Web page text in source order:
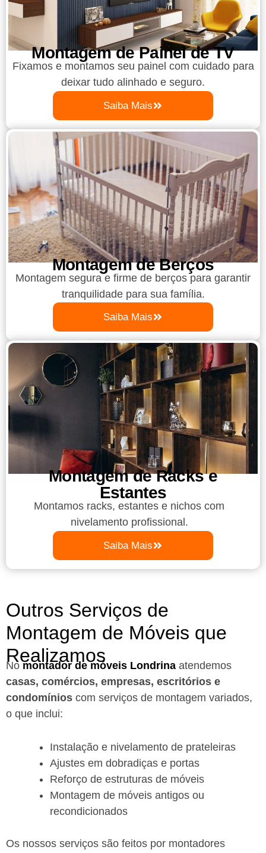
Montagem de Painel de TV
Fixamos e montamos seu painel com cuidado para
deixar tudo alinhado e seguro.
Saiba Mais
Montagem de Berços
Montagem segura e firme de berços para garantir
tranquilidade para sua família.
Saiba Mais
Montagem de Racks e
Estantes
Montamos racks, estantes e nichos com
nivelamento profissional.
Saiba Mais
Outros Serviços de
Montagem de Móveis que
Realizamos
No montador de móveis Londrina atendemos
casas, comércios, empresas, escritórios e
condomínios com serviços de montagem variados,
o que inclui:
Instalação e nivelamento de prateleiras
Ajustes em dobradiças e portas
Reforço de estruturas de móveis
Montagem de móveis antigos ou
recondicionados
Os nossos serviços são feitos por montadores